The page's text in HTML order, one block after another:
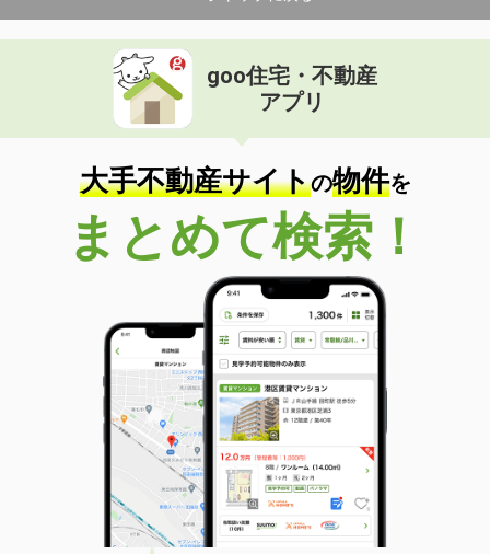
青森県八戸市大字沢里字休場
価 格
住 所
青森県八戸市大字沢里字休場
専有面積 53.45m²
間取り
2LDK
青森県八戸市大字白銀町字堀ノ内
価 格
3.60万円
青森県八戸市大字白銀町字堀ノ内
41.31m²
間取り
2DK
青森県八戸市東白山台２
価 格
6万円
住 所
青森県八戸市東白山台２
専有面積 26.08m²
間取り
1K
青森県弘前市大字八幡町３丁目
goo住宅・不動産
アプリ
大手不動産サイトの物件を
まとめて検索！